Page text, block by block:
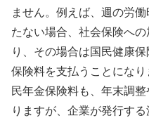
ません。例えば、週の労
たない場合、社会保険へ
り、その場合は国民健康
保険料を支払うことにな
民年金保険料も、年末調
りますが、企業が発行す